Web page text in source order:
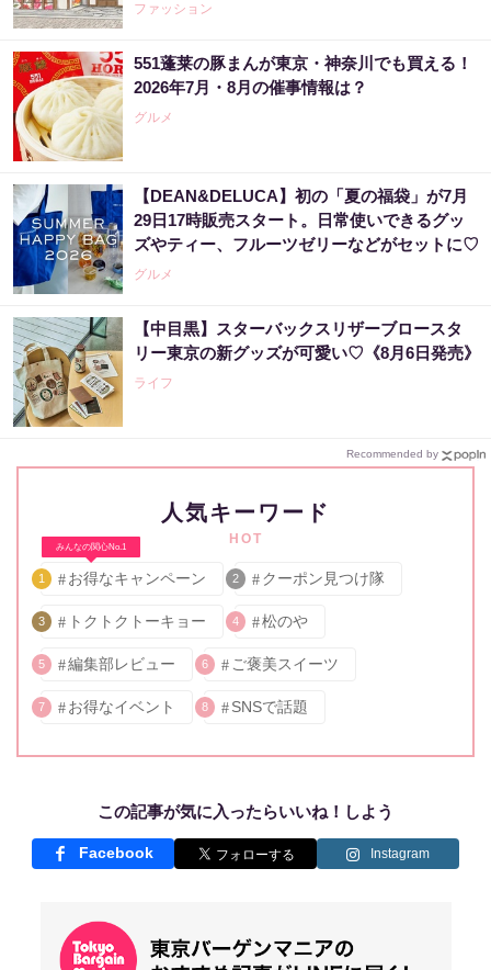
ファッション
551蓬莱の豚まんが東京・神奈川でも買える！
2026年7月・8月の催事情報は？
グルメ
【DEAN&DELUCA】初の「夏の福袋」が7月
29日17時販売スタート。日常使いできるグッ
ズやティー、フルーツゼリーなどがセットに♡
グルメ
【中目黒】スターバックスリザーブロースタ
リー東京の新グッズが可愛い♡《8月6日発売》
ライフ
Recommended by
人気キーワード
HOT
みんなの関心No.1
1 お得なキャンペーン 2 クーポン見つけ隊
3 トクトクトーキョー 4 松のや
5 編集部レビュー 6 ご褒美スイーツ
7 お得なイベント 8 SNSで話題
この記事が気に入ったらいいね！しよう
Facebook Instagram